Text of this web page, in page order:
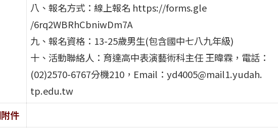
八、報名方式：線上報名 https://forms.gle
/6rq2WBRhCbniwDm7A
九、報名資格：13-25歲男生(包含國中七八九年級)
十、活動聯絡人：育達高中表演藝術科主任 王暐霖，電話：
(02)2570-6767分機210，Email：yd4005@mail1.yudah.
tp.edu.tw
件